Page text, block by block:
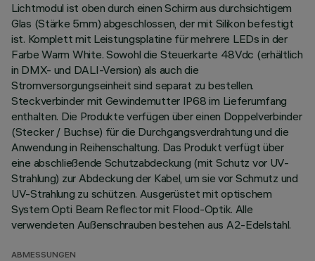
Lichtmodul ist oben durch einen Schirm aus durchsichtigem
Glas (Stärke 5mm) abgeschlossen, der mit Silikon befestigt
ist. Komplett mit Leistungsplatine für mehrere LEDs in der
Farbe Warm White. Sowohl die Steuerkarte 48Vdc (erhältlich
in DMX- und DALI-Version) als auch die
Stromversorgungseinheit sind separat zu bestellen.
Steckverbinder mit Gewindemutter IP68 im Lieferumfang
enthalten. Die Produkte verfügen über einen Doppelverbinder
(Stecker / Buchse) für die Durchgangsverdrahtung und die
Anwendung in Reihenschaltung. Das Produkt verfügt über
eine abschließende Schutzabdeckung (mit Schutz vor UV-
Strahlung) zur Abdeckung der Kabel, um sie vor Schmutz und
UV-Strahlung zu schützen. Ausgerüstet mit optischem
System Opti Beam Reflector mit Flood-Optik. Alle
verwendeten Außenschrauben bestehen aus A2-Edelstahl.
ABMESSUNGEN